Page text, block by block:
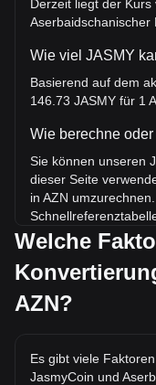
Derzeit liegt der
Aserbaidschanischer
Wie viel JASMY
Basierend auf dem
146.73 JASMY für 1
Wie berechne
Sie können unseren
dieser Seite
in AZN
beigefügt.
JASMY, während 5
Was ist der
Zeiten?
₼0.2200. Es bleibt
JASMY/AZN das
Welche
AZN?
Es gibt viele
JasmyCoin und